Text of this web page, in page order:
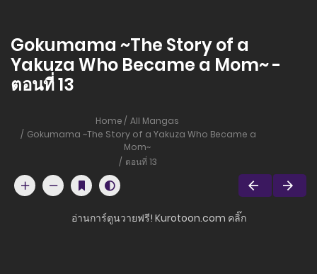
Gokumama ~The Story of a
Yakuza Who Became a Mom~ -
ตอนที่ 13
Home
All Mangas
Gokumama ~The Story of a Yakuza Who Became a
Mom~
ตอนที่ 13
อ่านการ์ตูนวายฟรี! Kurotoon.com คลิ๊ก